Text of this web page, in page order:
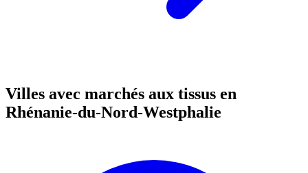
Villes avec marchés aux tissus en
Rhénanie-du-Nord-Westphalie